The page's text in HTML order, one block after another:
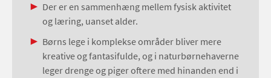
Der er en sammenhæng mellem fysisk aktivitet
og læring, uanset alder.
Børns lege i komplekse områder bliver mere
kreative og fantasifulde, og i naturbørnehaverne
leger drenge og piger oftere med hinanden end i